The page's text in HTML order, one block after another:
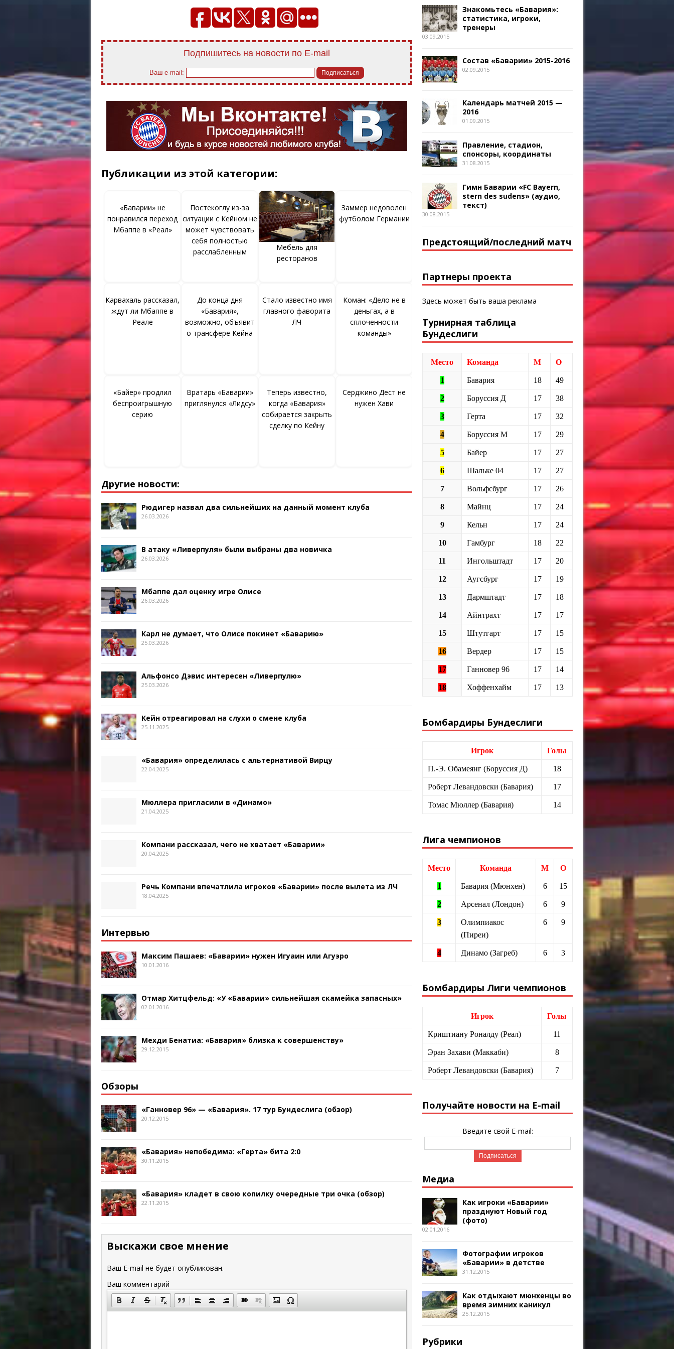
Подпишитесь на новости по E-mail
Ваш e-mail:
Публикации из этой категории:
«Баварии» не
понравился переход
Мбаппе в «Реал»
Постекоглу из-за
ситуации с Кейном не
может чувствовать
себя полностью
расслабленным
Мебель для
ресторанов
Заммер недоволен
футболом Германии
Карвахаль рассказал,
ждут ли Мбаппе в
Реале
До конца дня
«Бавария»,
возможно, объявит
о трансфере Кейна
Стало известно имя
главного фаворита
ЛЧ
Коман: «Дело не в
деньгах, а в
сплоченности
команды»
«Байер» продлил
беспроигрышную
серию
Вратарь «Баварии»
приглянулся «Лидсу»
Теперь известно,
когда «Бавария»
собирается закрыть
сделку по Кейну
Серджино Дест не
нужен Хави
Другие новости:
Рюдигер назвал два сильнейших на данный момент клуба
26.03.2026
В атаку «Ливерпуля» были выбраны два новичка
26.03.2026
Мбаппе дал оценку игре Олисе
26.03.2026
Карл не думает, что Олисе покинет «Баварию»
25.03.2026
Альфонсо Дэвис интересен «Ливерпулю»
25.03.2026
Кейн отреагировал на слухи о смене клуба
25.11.2025
«Бавария» определилась с альтернативой Вирцу
22.04.2025
Мюллера пригласили в «Динамо»
21.04.2025
Компани рассказал, чего не хватает «Баварии»
20.04.2025
Речь Компани впечатлила игроков «Баварии» после вылета из ЛЧ
18.04.2025
Интервью
Максим Пашаев: «Баварии» нужен Игуаин или Агуэро
10.01.2016
Отмар Хитцфельд: «У «Баварии» сильнейшая скамейка запасных»
02.01.2016
Мехди Бенатиа: «Бавария» близка к совершенству»
29.12.2015
Обзоры
«Ганновер 96» — «Бавария». 17 тур Бундеслига (обзор)
20.12.2015
«Бавария» непобедима: «Герта» бита 2:0
30.11.2015
«Бавария» кладет в свою копилку очередные три очка (обзор)
22.11.2015
Выскажи свое мнение
Ваш E-mail не будет опубликован.
Ваш комментарий
Знакомьтесь «Бавария»:
статистика, игроки,
тренеры
03.09.2015
Состав «Баварии» 2015-2016
02.09.2015
Календарь матчей 2015 —
2016
01.09.2015
Правление, стадион,
спонсоры, координаты
31.08.2015
Гимн Баварии «FC Bayern,
stern des sudens» (аудио,
текст)
30.08.2015
Предстоящий/последний матч
Партнеры проекта
Здесь может быть ваша реклама
Турнирная таблица
Бундеслиги
Место Команда М О
1 Бавария 18 49
2 Боруссия Д 17 38
3 Герта 17 32
4 Боруссия М 17 29
5 Байер 17 27
6 Шальке 04 17 27
7 Вольфсбург 17 26
8 Майнц 17 24
9 Кельн 17 24
10 Гамбург 18 22
11 Ингольштадт 17 20
12 Аугсбург 17 19
13 Дармштадт 17 18
14 Айнтрахт 17 17
15 Штутгарт 17 15
16 Вердер 17 15
17 Ганновер 96 17 14
18 Хоффенхайм 17 13
Бомбардиры Бундеслиги
Игрок Голы
П.-Э. Обамеянг (Боруссия Д) 18
Роберт Левандовски (Бавария) 17
Томас Мюллер (Бавария) 14
Лига чемпионов
Место Команда М О
1 Бавария (Мюнхен) 6 15
2 Арсенал (Лондон) 6 9
3
Олимпиакос
(Пиреи)
6 9
4 Динамо (Загреб) 6 3
Бомбардиры Лиги чемпионов
Игрок Голы
Криштиану Роналду (Реал) 11
Эран Захави (Маккаби) 8
Роберт Левандовски (Бавария) 7
Получайте новости на E-mail
Введите свой E-mail:
Медиа
Как игроки «Баварии»
празднуют Новый год
(фото)
02.01.2016
Фотографии игроков
«Баварии» в детстве
31.12.2015
Как отдыхают мюнхенцы во
время зимних каникул
25.12.2015
Рубрики